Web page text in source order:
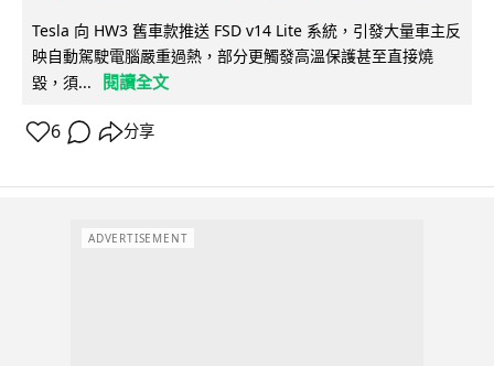
Tesla 向 HW3 舊車款推送 FSD v14 Lite 系統，引發大量車主反
映自動駕駛電腦嚴重過熱，部分更觸發高溫保護甚至直接燒
毀，須...
閱讀全文
6 分享
ADVERTISEMENT